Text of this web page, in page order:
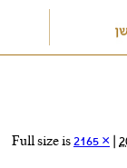
2165 ×